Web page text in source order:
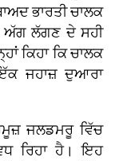
ਭਾਰਤੀ ਚਾਲਕ
ਲੱਗਣ ਦੇ ਸਹੀ
ਕਿਹਾ ਕਿ ਚਾਲਕ
ਜਹਾਜ਼ ਦੁਆਰਾ
ਜਲਡਮਰੂ ਵਿੱਚ
ਰਿਹਾ ਹੈ। ਇਹ